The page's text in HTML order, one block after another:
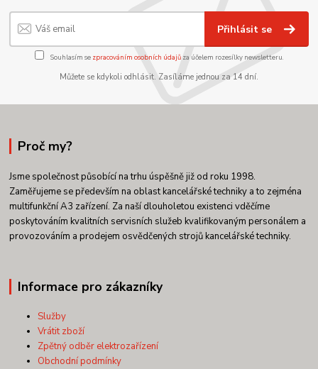
Přihlásit se
Souhlasím se zpracováním osobních údajůza účelem rozesílky newsletteru.
Můžete se kdykoli odhlásit. Zasíláme jednou za 14 dní.
Proč my?
Jsme společnost působící na trhu úspěšně již od roku 1998.
Zaměřujeme se především na oblast kancelářské techniky a to zejména
multifunkční A3 zařízení. Za naší dlouholetou existenci vděčíme
poskytováním kvalitních servisních služeb kvalifikovaným personálem a
provozováním a prodejem osvědčených strojů kancelářské techniky.
Informace pro zákazníky
Služby
Vrátit zboží
Zpětný odběr elektrozařízení
Obchodní podmínky